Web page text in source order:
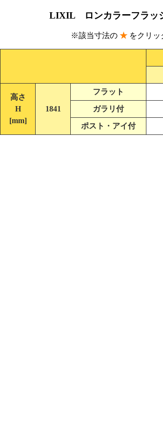
LIXIL ロンカラーフラッ
※該当寸法の ★ をクリッ
高さ
H
[mm]
1841
フラット
ガラリ付
ポスト・アイ付